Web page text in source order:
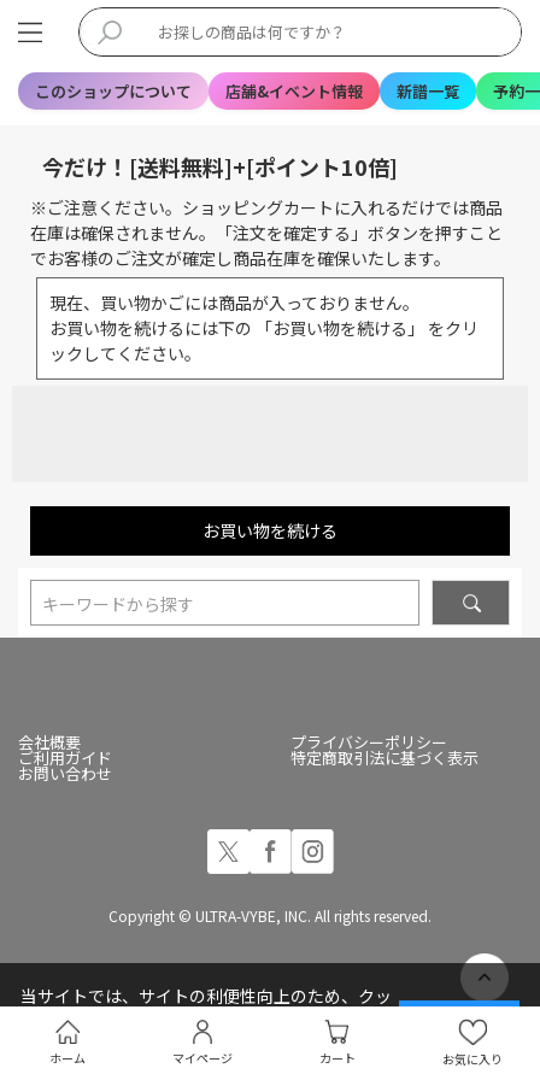
このショップについて 店舗&イベント情報 新譜一覧 予約
ホーム マイページ カート お気に入り
今だけ！[送料無料]+[ポイント10倍]
※ご注意ください。ショッピングカートに入れるだけでは商品
在庫は確保されません。「注文を確定する」ボタンを押すこと
でお客様のご注文が確定し商品在庫を確保いたします。
現在、買い物かごには商品が入っておりません。
お買い物を続けるには下の 「お買い物を続ける」 をクリ
ックしてください。
お買い物を続ける
キーワードから探す
会社概要 プライバシーポリシー
ご利用ガイド 特定商取引法に基づく表示
お問い合わせ
Copyright © ULTRA-VYBE, INC. All rights reserved.
当サイトでは、サイトの利便性向上のため、クッ
キー(Cookie)を使用しています
プライバシーポリシー
承諾する